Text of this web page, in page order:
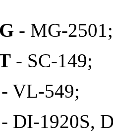
- MG-2501;
- SC-149;
- VL-549;
- DI-1920S,